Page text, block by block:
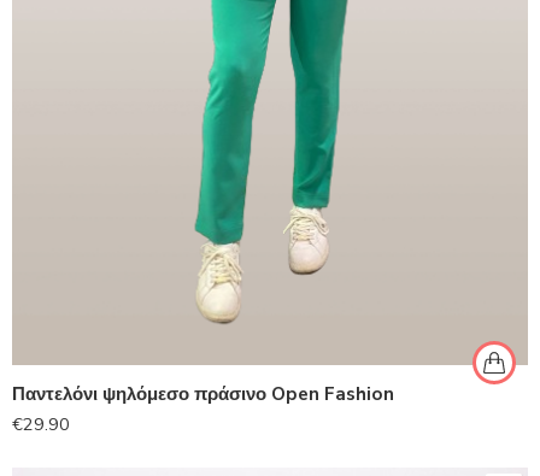
Παντελόνι ψηλόμεσο πράσινο Open Fashion
€29.90